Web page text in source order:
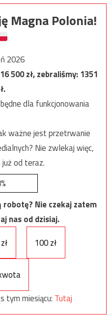
Magna Polonia!
2026
16 500zł, zebraliśmy:1351
dla funkcjonowania
ważne jest przetrwanie
Nie zwlekaj więc,
od teraz.
robotę? Nie czekaj zatem
nas od dzisiaj.
100 zł
tym miesiącu: Tutaj